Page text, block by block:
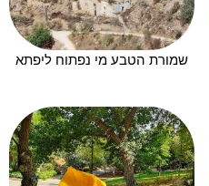
שמורת הטבע מי נפתוח ליפתא